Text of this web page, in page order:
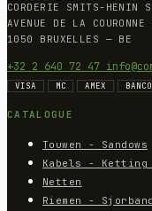
CORDERIE SMITS-HENIN
AVENUE DE LA COURONNE
1050 BRUXELLES — BE
+32 2 640 72 47
VISA MC AMEX
CATALOGUE
Touwen - Sandows
Kabels - Ketting
Netten
Riemen -